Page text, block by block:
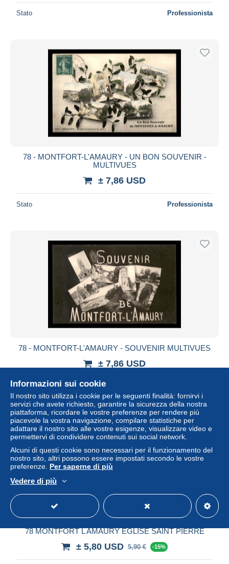
Stato Professionista
78 - MONTFORT-L'AMAURY - UN BON SOUVENIR -
MULTIVUES
± 7,86 USD
Stato Professionista
78 - MONTFORT-L'AMAURY - SOUVENIR MULTIVUES
± 7,86 USD
Stato
78 MONTFORT L AMAURY EGLISE SAINT PIERRE
± 5,80 USD 5,90 € -15%
Informazioni sui cookie
Il nostro sito utilizza i cookie per le seguenti finalità: fornirvi i
servizi che avete richiesto, garantire la sicurezza della nostra
piattaforma, ricordare le vostre preferenze per rendere più
piacevole la vostra navigazione, compilare statistiche per
adattare il nostro sito alle vostre esigenze, visualizzare video e
permettervi di condividere contenuti sui social network.
Alcuni di questi cookie sono necessari per il funzionamento del
nostro sito, altri possono essere impostati secondo le vostre
preferenze. Per saperne di più
Vedere di più